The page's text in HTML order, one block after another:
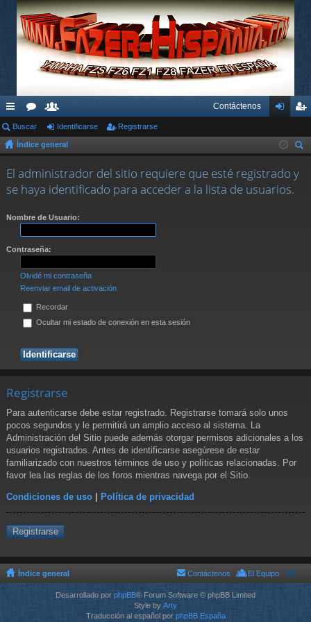
nl
ac
es
rá
s
or
os
su
ari
os
Contáctenos
nti
fic
ar
ist
Buscar Identificarse Registrarse
Índice general
car
El administrador del sitio requiere que esté registrado y
se haya identificado para acceder a la lista de usuarios.
Nombre de Usuario:
Contraseña:
Olvidé mi contraseña
Reenviar email de activación
Recordar
Ocultar mi estado de conexión en esta sesión
Registrarse
Para autenticarse debe estar registrado. Registrarse tomará solo unos
pocos segundos y le permitirá un amplio acceso al sistema. La
Administración del Sitio puede además otorgar permisos adicionales a los
usuarios registrados. Antes de identificarse asegúrese de estar
familiarizado con nuestros términos de uso y políticas relacionadas. Por
favor lea las reglas de los foros mientras navega por el Sitio.
Condiciones de uso | Política de privacidad
Registrarse
Índice general El Equipo
Contáctenos
Desarrollado por phpBB® Forum Software © phpBB Limited
Style by Arty
Traducción al español por phpBB España